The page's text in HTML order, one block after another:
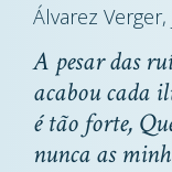
Álvarez Verger,
A pesar das
acabou cada
é tão forte,
nunca as